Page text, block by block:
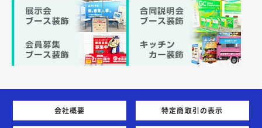
会社概要 特定商取引の表示